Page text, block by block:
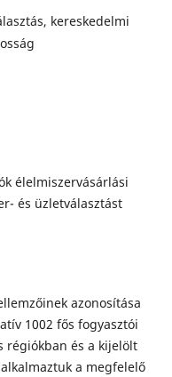
kereskedelmi
élelmiszervásárlási
és üzletválasztást
azonosítása
1002 fős fogyasztói
régiókban és a kijelölt
a megfelelő